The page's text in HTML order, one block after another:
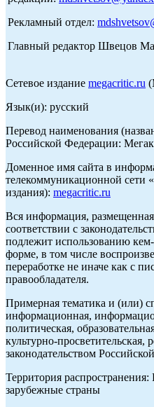
Рекламный отдел:
Главный редактор Швецов
Сетевое издание megacritic.ru
Язык(и): русский
Перевод наименования
Российской Федерации:
Доменное имя сайта в
телекоммуникационной сети
издания): megacritic.ru
Вся информация,
соответствии с
подлежит использованию
форме, в том числе
переработке не иначе как с
правообладателя.
Примерная тематика и (или)
информационная,
политическая,
культурно-просветительская,
законодательством
Территория
зарубежные страны